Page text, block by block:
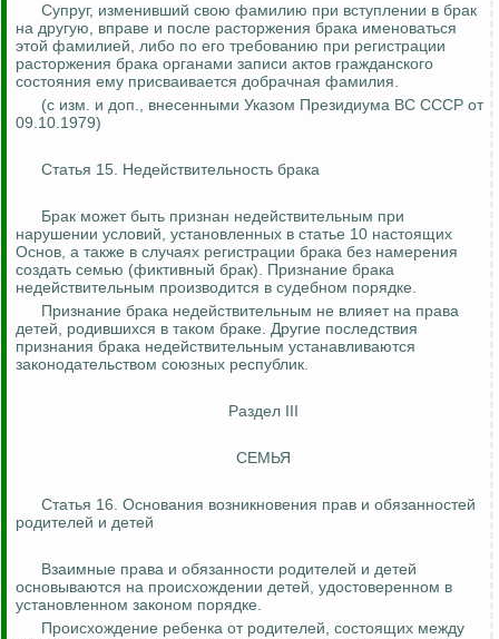
Супруг, изменивший свою фамилию при вступлении в брак
на другую, вправе и после расторжения брака именоваться
этой фамилией, либо по его требованию при регистрации
расторжения брака органами записи актов гражданского
состояния ему присваивается добрачная фамилия.
(с изм. и доп., внесенными Указом Президиума ВС СССР от
09.10.1979)
Статья 15. Недействительность брака
Брак может быть признан недействительным при
нарушении условий, установленных в статье 10 настоящих
Основ, а также в случаях регистрации брака без намерения
создать семью (фиктивный брак). Признание брака
недействительным производится в судебном порядке.
Признание брака недействительным не влияет на права
детей, родившихся в таком браке. Другие последствия
признания брака недействительным устанавливаются
законодательством союзных республик.
Раздел III
СЕМЬЯ
Статья 16. Основания возникновения прав и обязанностей
родителей и детей
Взаимные права и обязанности родителей и детей
основываются на происхождении детей, удостоверенном в
установленном законом порядке.
Происхождение ребенка от родителей, состоящих между